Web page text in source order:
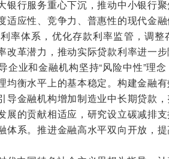
银行服务重心下沉，推动中小银行
适应性、竞争力、普惠性的现代金
率体系，优化存款利率监管，调
改革潜力，推动实际贷款利率进一
企业和金融机构坚持“风险中性”理
均衡水平上的基本稳定。构建金融
导金融机构增加制造业中长期贷款
展的贡献相适应，研究设立碳减排
体系。推进金融高水平双向开放，